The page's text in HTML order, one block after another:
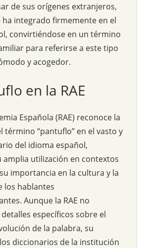
de sus orígenes extranjeros,
ha integrado firmemente en el
convirtiéndose en un término
para referirse a este tipo
y acogedor.
en la RAE
Española (RAE) reconoce la
término “pantuflo” en el vasto y
del idioma español,
amplia utilización en contextos
importancia en la cultura y la
los hablantes
Aunque la RAE no
específicos sobre el
de la palabra, su
diccionarios de la institución